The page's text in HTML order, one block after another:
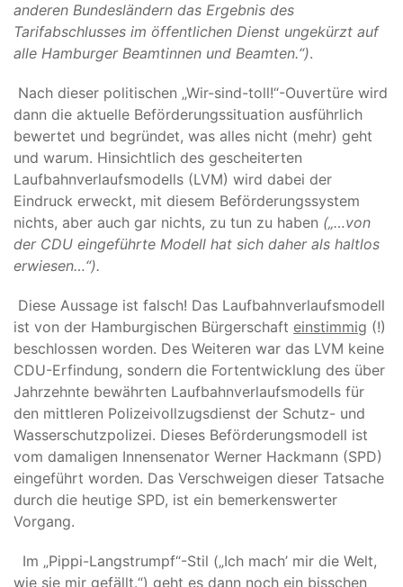
anderen Bundesländern das Ergebnis des
Tarifabschlusses im öffentlichen Dienst ungekürzt auf
alle Hamburger Beamtinnen und Beamten.“).
Nach dieser politischen „Wir-sind-toll!“-Ouvertüre wird
dann die aktuelle Beförderungssituation ausführlich
bewertet und begründet, was alles nicht (mehr) geht
und warum. Hinsichtlich des gescheiterten
Laufbahnverlaufsmodells (LVM) wird dabei der
Eindruck erweckt, mit diesem Beförderungssystem
nichts, aber auch gar nichts, zu tun zu haben („…von
der CDU eingeführte Modell hat sich daher als haltlos
erwiesen…“).
Diese Aussage ist falsch! Das Laufbahnverlaufsmodell
ist von der Hamburgischen Bürgerschaft einstimmig (!)
beschlossen worden. Des Weiteren war das LVM keine
CDU-Erfindung, sondern die Fortentwicklung des über
Jahrzehnte bewährten Laufbahnverlaufsmodells für
den mittleren Polizeivollzugsdienst der Schutz- und
Wasserschutzpolizei. Dieses Beförderungsmodell ist
vom damaligen Innensenator Werner Hackmann (SPD)
eingeführt worden. Das Verschweigen dieser Tatsache
durch die heutige SPD, ist ein bemerkenswerter
Vorgang.
Im „Pippi-Langstrumpf“-Stil („Ich mach’ mir die Welt,
wie sie mir gefällt.“) geht es dann noch ein bisschen